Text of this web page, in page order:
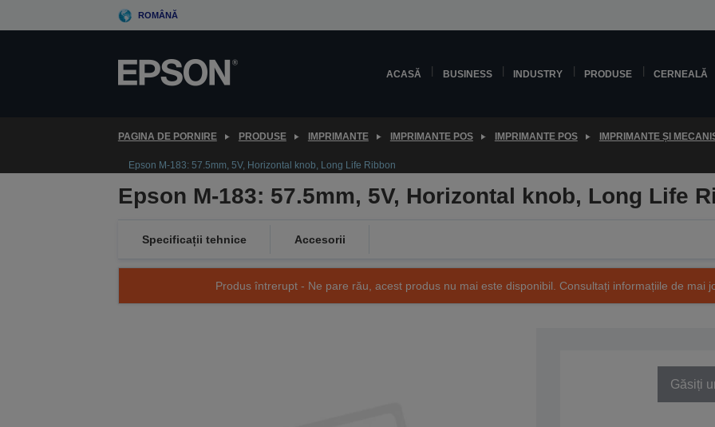
to
ROMÂNĂ
ACASĂ BUSINESS INDUSTRY PRODUSE CERNEALĂ
PAGINA DE PORNIRE PRODUSE IMPRIMANTE IMPRIMANTE POS IMPRIMANTE POS IMPRIMANTE ȘI
Epson M-183: 57.5mm, 5V, Horizontal knob, Long Life Ribbon
Epson M-183: 57.5mm, 5V, Horizontal knob, Long Life
Specificații tehnice Accesorii
Produs întrerupt - Ne pare rău, acest produs nu mai este disponibil. Consultați informațiile de mai
Găsiți